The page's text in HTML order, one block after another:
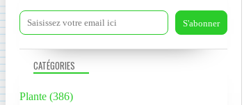
CATÉGORIES
Plante (386)